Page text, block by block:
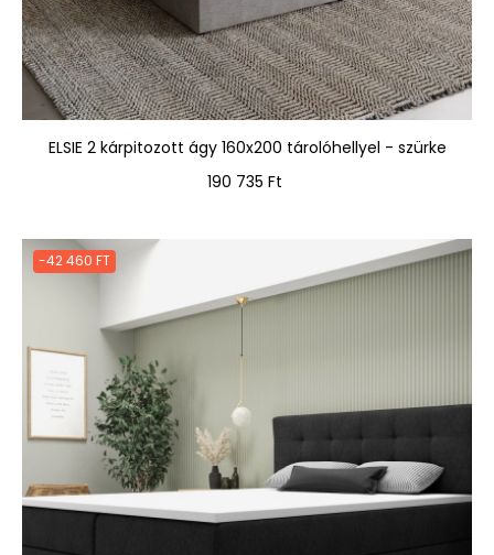
ELSIE 2 kárpitozott ágy 160x200 tárolóhellyel - szürke
Ár
190 735 Ft
-42 460 FT